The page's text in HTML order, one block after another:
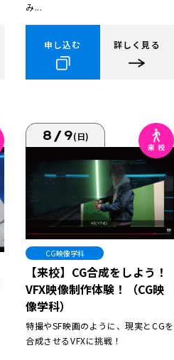
み...
申し込む 詳しく見る
8/9(日)
CG映像学科
【来校】CG合成をしよう！
VFX映像制作体験！（CG映
像学科）
特撮やSF映画のように、現実とCGを
合成させるVFXに挑戦！